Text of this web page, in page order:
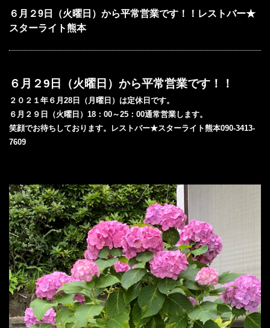
６月２9日（火曜日）から平常営業です！！レストバー★
スターライト熊本
６月２9 日（火曜日）から平常営業です！！
２０２１年 ６月28 日（月曜日）は定休日です。
６月２９日（火曜日）18：00～25：00通常営業します。
笑顔でお待ちしております。
レストバー★スターライト熊本090-3413-
7609